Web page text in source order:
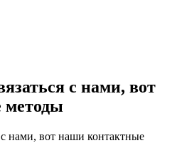
с нами, вот
методы